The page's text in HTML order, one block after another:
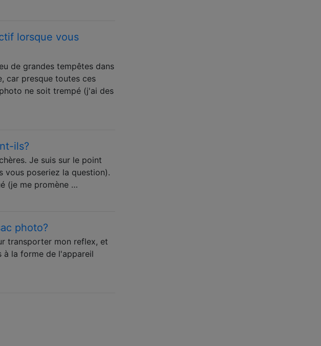
lorsque vous
de grandes tempêtes dans
car presque toutes ces
ne soit trempé (j'ai des
ils?
Je suis sur le point
vous poseriez la question).
(je me promène …
photo?
transporter mon reflex, et
à la forme de l'appareil